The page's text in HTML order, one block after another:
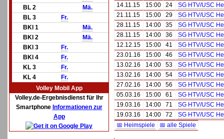
BL 2
Mä.
BL 3
Fr.
BKl 1
Mä.
BKl 2
Mä.
BKl 3
Fr.
BKl 4
Fr.
KL 3
Fr.
KL 4
Fr.
Volley Mobil App
Volley.de-Ergebnisdienst für Ihr
Smartphone Informationen zur
App
14.11.15
15:00 24
SG HTV/USC
21.11.15
15:00 29
SG HTV/USC
28.11.15
14:00 35
SG HTV/USC
28.11.15
14:00 36
SG HTV/USC
12.12.15
15:00 41
SG HTV/USC
23.01.16
15:00 46
SG HTV/USC
13.02.16
14:00 53
SG HTV/USC
13.02.16
14:00 54
SG HTV/USC
27.02.16
14:00 56
SG HTV/USC
05.03.16
15:00 61
SG HTV/USC
19.03.16
14:00 71
SG HTV/USC
19.03.16
14:00 72
SG HTV/USC
📅 Heimspiele
📅 alle Spiele